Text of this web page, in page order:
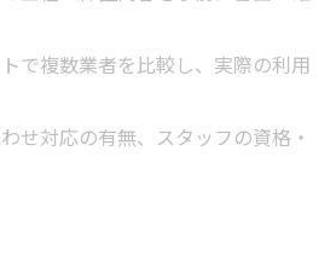
で複数業者を比較し、実際の利用
せ対応の有無、スタッフの資格・